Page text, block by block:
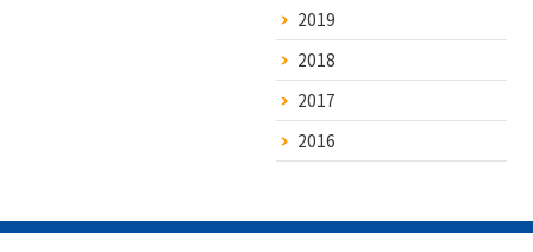
2019
2018
2017
2016